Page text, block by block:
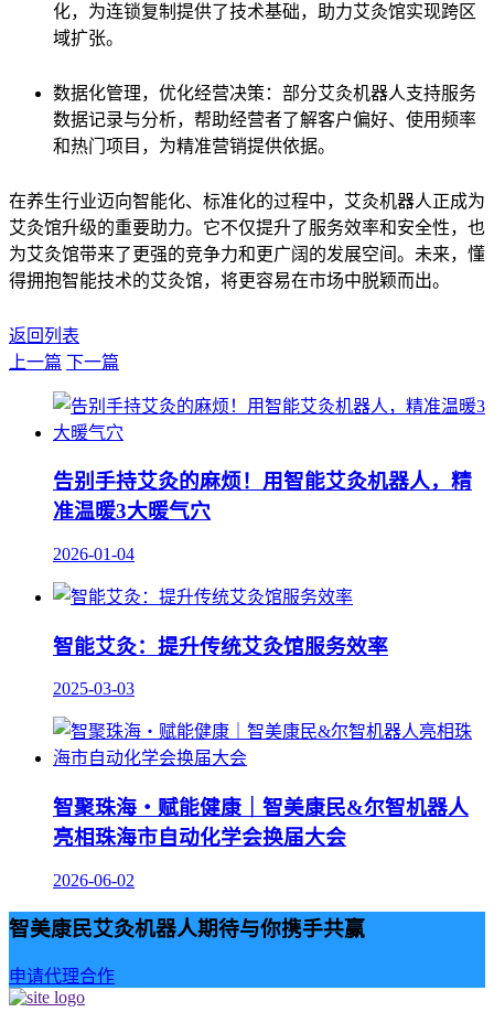
化，为连锁复制提供了技术基础，助力艾灸馆实现跨区
域扩张。
数据化管理，优化经营决策：部分艾灸机器人支持服务
数据记录与分析，帮助经营者了解客户偏好、使用频率
和热门项目，为精准营销提供依据。
在养生行业迈向智能化、标准化的过程中，艾灸机器人正成为
艾灸馆升级的重要助力。它不仅提升了服务效率和安全性，也
为艾灸馆带来了更强的竞争力和更广阔的发展空间。未来，懂
得拥抱智能技术的艾灸馆，将更容易在市场中脱颖而出。
返回列表
上一篇 下一篇
告别手持艾灸的麻烦！用智能艾灸机器人，精
准温暖3大暖气穴
2026-01-04
智能艾灸：提升传统艾灸馆服务效率
2025-03-03
智聚珠海・赋能健康｜智美康民&尔智机器人
亮相珠海市自动化学会换届大会
2026-06-02
智美康民艾灸机器人期待与你携手共赢
申请代理合作